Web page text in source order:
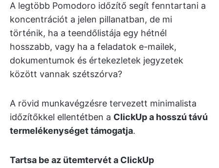
A legtöbb Pomodoro időzítő segít fenntartani a
koncentrációt a jelen pillanatban, de mi
történik, ha a teendőlistája egy hétnél
hosszabb, vagy ha a feladatok e-mailek,
dokumentumok és értekezletek jegyzetek
között vannak szétszórva?
A rövid munkavégzésre tervezett minimalista
időzítőkkel ellentétben a ClickUp a hosszú távú
termelékenységet támogatja.
Tartsa be az ütemtervét a ClickUp